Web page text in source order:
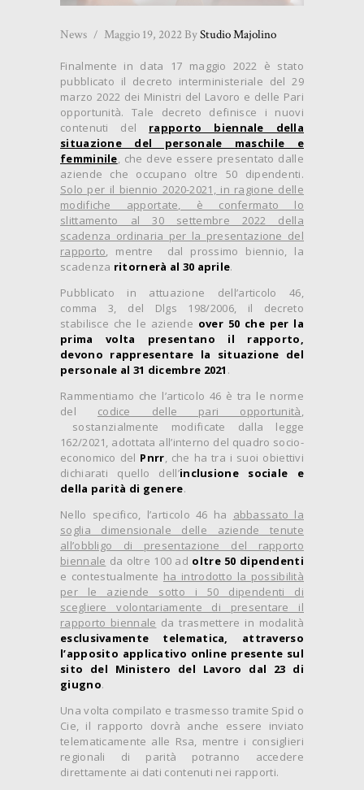
News Maggio 19, 2022 ByStudio Majolino
Finalmente in data 17 maggio 2022 è stato
pubblicato il decreto interministeriale del 29
marzo 2022 dei Ministri del Lavoro e delle Pari
opportunità. Tale decreto definisce i nuovi
contenuti del rapporto biennale della
situazione del personale maschile e
femminile, che deve essere presentato dalle
aziende che occupano oltre 50 dipendenti.
Solo per il biennio 2020-2021, in ragione delle
modifiche apportate, è confermato lo
slittamento al 30 settembre 2022 della
scadenza ordinaria per la presentazione del
rapporto, mentre dal prossimo biennio, la
scadenza ritornerà al 30 aprile.
Pubblicato in attuazione dell’articolo 46,
comma 3, del Dlgs 198/2006, il decreto
stabilisce che le aziende over 50 che per la
prima volta presentano il rapporto,
devono rappresentare la situazione del
personale al 31 dicembre 2021 .
Rammentiamo che l’articolo 46 è tra le norme
del codice delle pari opportunità,
sostanzialmente modificate dalla legge
162/2021, adottata all’interno del quadro socio-
economico del Pnrr, che ha tra i suoi obiettivi
dichiarati quello dell’inclusione sociale e
della parità di genere.
Nello specifico, l’articolo 46 ha abbassato la
soglia dimensionale delle aziende tenute
all’obbligo di presentazione del rapporto
biennale da oltre 100 ad oltre 50 dipendenti
e contestualmente ha introdotto la possibilità
per le aziende sotto i 50 dipendenti di
scegliere volontariamente di presentare il
rapporto biennale da trasmettere in modalità
esclusivamente telematica, attraverso
l’apposito applicativo online presente sul
sito del Ministero del Lavoro dal 23 di
giugno.
Una volta compilato e trasmesso tramite Spid o
Cie, il rapporto dovrà anche essere inviato
telematicamente alle Rsa, mentre i consiglieri
regionali di parità potranno accedere
direttamente ai dati contenuti nei rapporti.